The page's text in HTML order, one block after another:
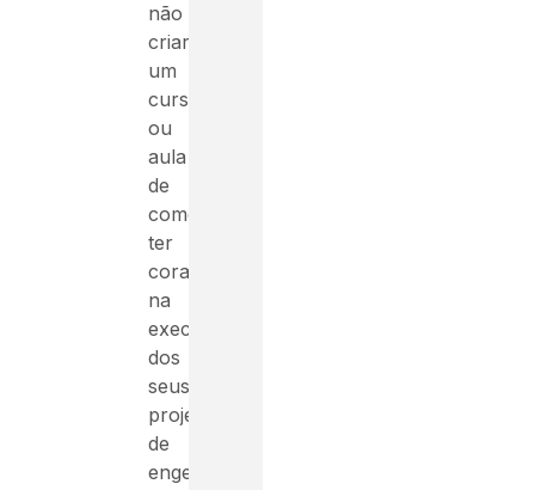
não
criaram
um
curso
ou
aula
de
como
ter
coragem
na
execução
dos
seus
projetos
de
engenharia.